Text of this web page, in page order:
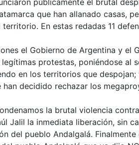
que han allanado casas,
En estas redadas 11
el Gobierno de Argentina y el
protestas, poniéndose al
en los territorios que
han decidido rechazar los
la brutal violencia
Jalil la inmediata liberación, sin
del pueblo Andalgalá.